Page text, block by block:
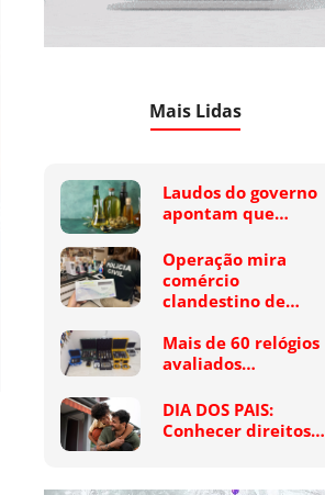
Mais Lidas
Laudos do governo
apontam que…
Operação mira
comércio
clandestino de…
Mais de 60 relógios
avaliados…
DIA DOS PAIS:
Conhecer direitos…